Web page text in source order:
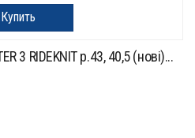
Купить
3 RIDEKNIT p.43, 40,5 (нові)...